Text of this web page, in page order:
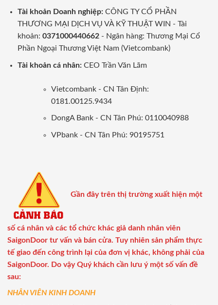
Tài khoản Doanh nghiệp:CÔNG TY CỔ PHẦN
THƯƠNG MẠI DỊCH VỤ VÀ KỸ THUẬT WIN - Tài
khoản: 0371000440662- Ngân hàng: Thương Mại Cổ
Phần Ngoại Thương Việt Nam (Vietcombank)
Tài khoản cá nhân: CEO Trần Văn Lãm
Vietcombank - CN Tân Định:
0181.00125.9434
DongA Bank - CN Tân Phú: 0110040988
VPbank - CN Tân Phú: 90195751
Gần đây trên thị trường xuất hiện một
số cá nhân và các tổ chức khác giả danh nhân viên
SaigonDoor tư vấn và bán cửa. Tuy nhiên sản phẩm thực
tế giao đến công trình lại của đơn vị khác, không phải của
SaigonDoor. Do vậy Quý khách cần lưu ý một số vấn đề
sau:
NHÂN VIÊN KINH DOANH